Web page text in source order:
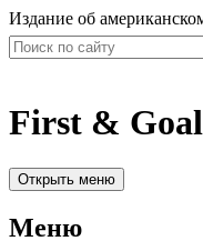
Издание об
First & Goal
Открыть меню
Меню